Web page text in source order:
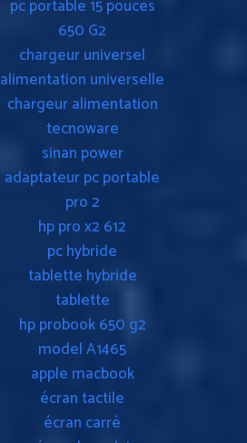
pc portable 15 pouces
650 G2
chargeur universel
alimentation universelle
chargeur alimentation
tecnoware
sinan power
adaptateur pc portable
pro 2
hp pro x2 612
pc hybride
tablette hybride
tablette
hp probook 650 g2
model A1465
apple macbook
écran tactile
écran carré